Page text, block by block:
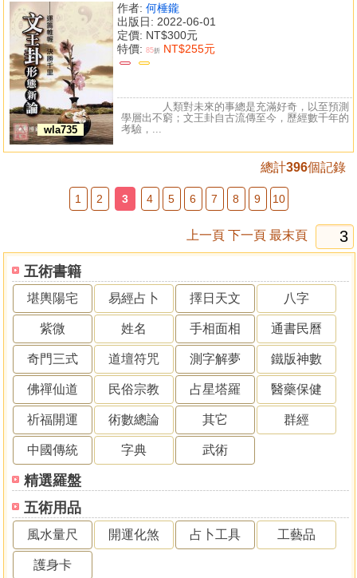
五術書籍
堪輿陽宅 易經占卜 擇日天文 八字
紫微 姓名 手相面相 通書民曆
奇門三式 道壇符咒 測字解夢 鐵版神數
佛禪仙道 民俗宗教 占星塔羅 醫藥保健
祈福開運 術數總論 其它 群經
中國傳統 字典 武術
精選羅盤
五術用品
風水量尺 開運化煞 占卜工具 工藝品
護身卡
wla735
作者: 何棰鑨
出版日: 2022-06-01
定價: NT$300元
特價: 85折 NT$255元
人類對未來的事總是充滿好奇，以至預測
學層出不窮；文王卦自古流傳至今，歷經數千年的
考驗，...
總計396個記錄
1 2 3 4 5 6 7 8 9 10
上一頁 下一頁 最末頁